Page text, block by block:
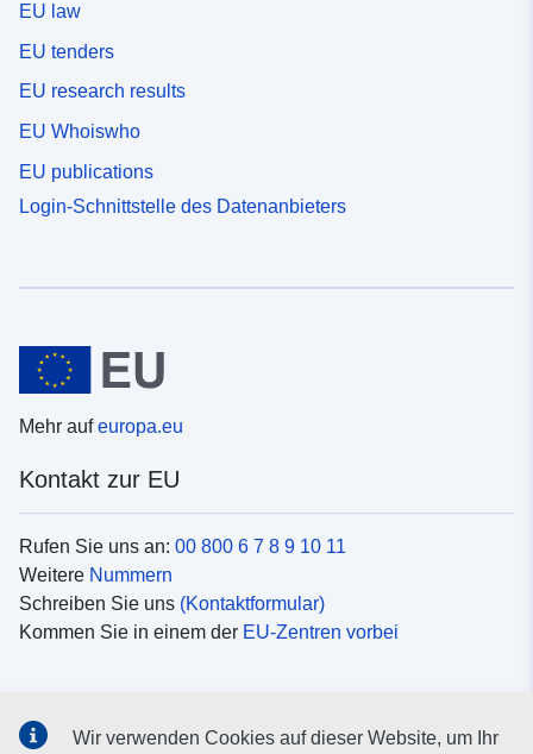
EU law
EU tenders
EU research results
EU Whoiswho
EU publications
Login-Schnittstelle des Datenanbieters
Mehr aufeuropa.eu
Kontakt zur EU
Rufen Sie uns an: 00 800 6 7 8 9 10 11
Weitere Nummern
Schreiben Sie uns (Kontaktformular)
Kommen Sie in einem der EU-Zentren vorbei
Wir verwenden Cookies auf dieser Website, um Ihr